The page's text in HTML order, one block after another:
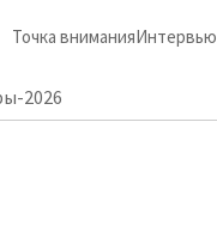
Точка вниманияИнтервью
2026